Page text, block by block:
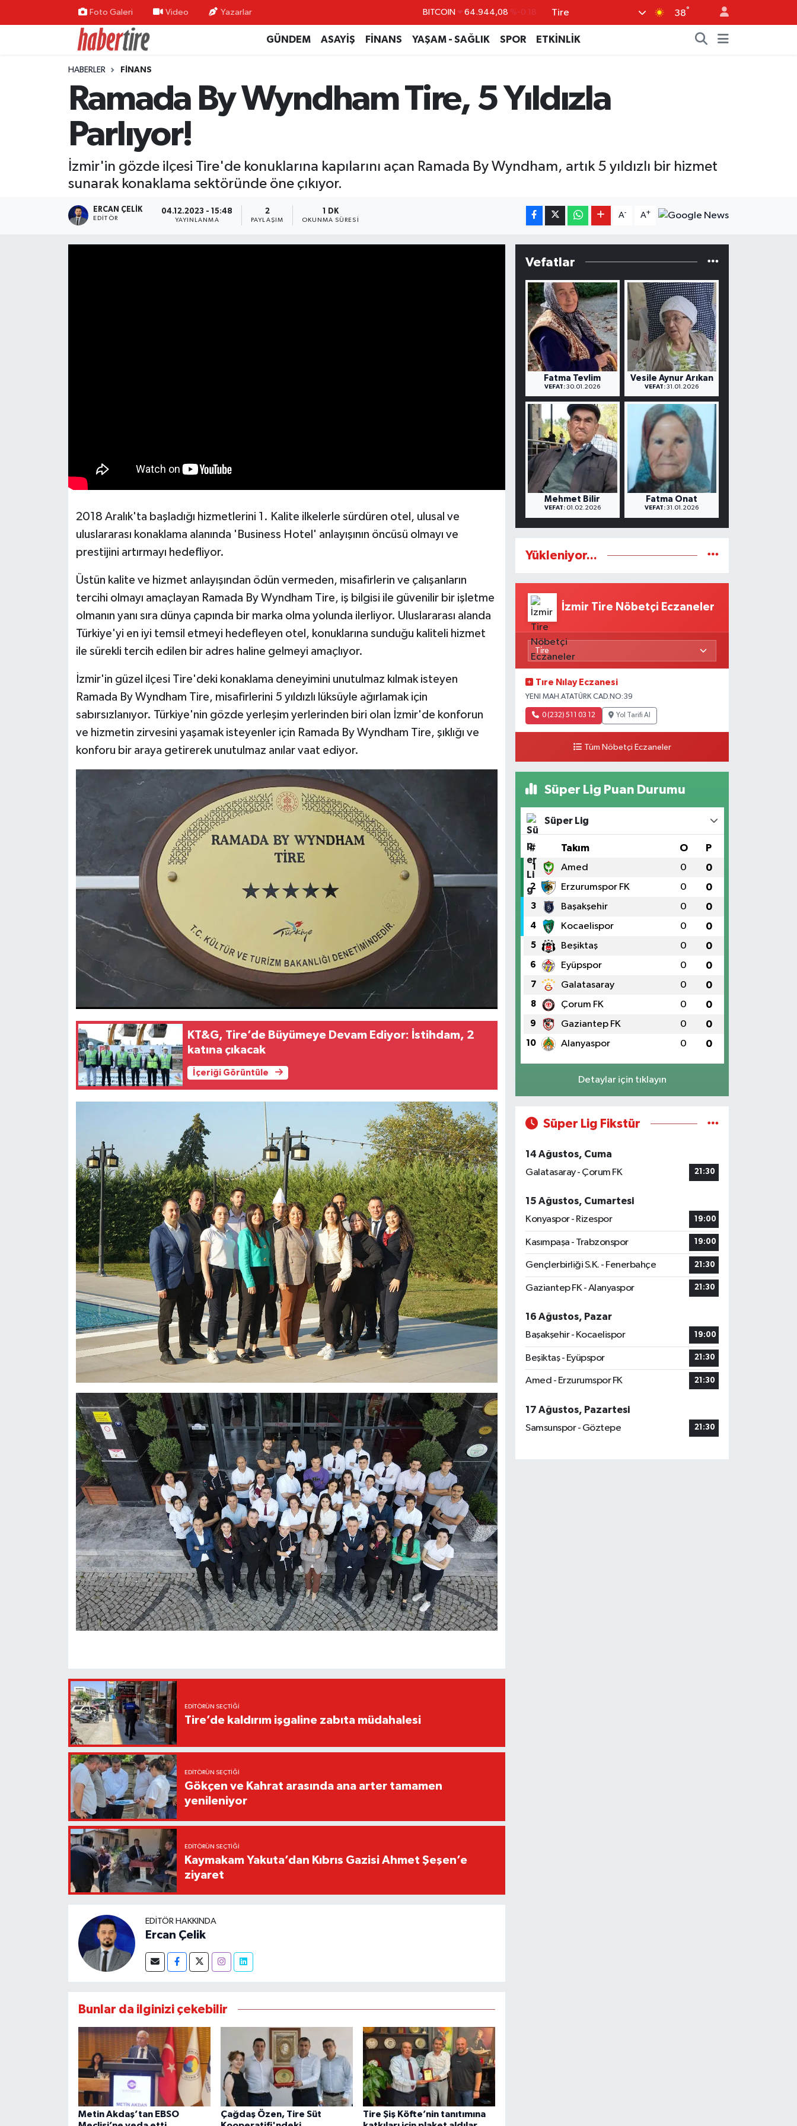
Foto Galeri Video Yazarlar DOLAR 47,7436 %0.18
EURO 55,2510 %0.32
BİST100 13.779 %-14
Tire 38°
GÜNDEM ASAYİŞ FİNANS YAŞAM - SAĞLIK SPOR ETKİNLİK
HABERLER FİNANS
Ramada By Wyndham Tire, 5 Yıldızla
Parlıyor!
İzmir'in gözde ilçesi Tire'de konuklarına kapılarını açan Ramada By Wyndham, artık 5 yıldızlı bir hizmet
sunarak konaklama sektöründe öne çıkıyor.
ERCAN ÇELIK
EDITÖR
04.12.2023 - 15:48
YAYINLANMA
2
PAYLAŞIM
1 DK
OKUNMA SÜRESI
A- A+
2018 Aralık'ta başladığı hizmetlerini 1. Kalite ilkelerle sürdüren otel, ulusal ve
uluslararası konaklama alanında 'Business Hotel' anlayışının öncüsü olmayı ve
prestijini artırmayı hedefliyor.
Üstün kalite ve hizmet anlayışından ödün vermeden, misafirlerin ve çalışanların
tercihi olmayı amaçlayan Ramada By Wyndham Tire, iş bilgisi ile güvenilir bir işletme
olmanın yanı sıra dünya çapında bir marka olma yolunda ilerliyor. Uluslararası alanda
Türkiye'yi en iyi temsil etmeyi hedefleyen otel, konuklarına sunduğu kaliteli hizmet
ile sürekli tercih edilen bir adres haline gelmeyi amaçlıyor.
İzmir'in güzel ilçesi Tire'deki konaklama deneyimini unutulmaz kılmak isteyen
Ramada By Wyndham Tire, misafirlerini 5 yıldızlı lüksüyle ağırlamak için
sabırsızlanıyor. Türkiye'nin gözde yerleşim yerlerinden biri olan İzmir'de konforun
ve hizmetin zirvesini yaşamak isteyenler için Ramada By Wyndham Tire, şıklığı ve
konforu bir araya getirerek unutulmaz anılar vaat ediyor.
KT&G, Tire’de Büyümeye Devam Ediyor: İstihdam, 2
katına çıkacak
İçeriği Görüntüle
EDITÖRÜN SEÇTIĞI
Tire’de kaldırım işgaline zabıta müdahalesi
EDITÖRÜN SEÇTIĞI
Gökçen ve Kahrat arasında ana arter tamamen
yenileniyor
EDITÖRÜN SEÇTIĞI
Kaymakam Yakuta’dan Kıbrıs Gazisi Ahmet Şeşen’e
ziyaret
EDITÖR HAKKINDA
Ercan Çelik
Bunlar da ilginizi çekebilir
Metin Akdaş’tan EBSO
Çağdaş Özen, Tire Süt
Tire Şiş Köfte’nin tanıtımına
Vefatlar
Fatma Tevlim
VEFAT: 30.01.2026
Vesile Aynur Arıkan
VEFAT: 31.01.2026
Mehmet Bilir
VEFAT:01.02.2026
Fatma Onat
VEFAT: 31.01.2026
Yükleniyor...
İzmir Tire Nöbetçi Eczaneler
Tıre Nılay Eczanesi
YENI MAH.ATATÜRK CAD.NO:39
0 (232) 511 03 12 Yol Tarifi Al
Tüm Nöbetçi Eczaneler
Süper Lig Puan Durumu
Süper Lig
# Takım O P
1 Amed 0 0
2 Erzurumspor FK 0 0
3 Başakşehir 0 0
4 Kocaelispor 0 0
5 Beşiktaş 0 0
6 Eyüpspor 0 0
7 Galatasaray 0 0
8 Çorum FK 0 0
9 Gaziantep FK 0 0
10 Alanyaspor 0 0
Detaylar için tıklayın
Süper Lig Fikstür
14 Ağustos, Cuma
Galatasaray - Çorum FK
21:30
15 Ağustos, Cumartesi
Konyaspor - Rizespor
19:00
Kasımpaşa - Trabzonspor 19:00
Gençlerbirliği S.K. - Fenerbahçe 21:30
Gaziantep FK - Alanyaspor 21:30
16 Ağustos, Pazar
Başakşehir - Kocaelispor
19:00
Beşiktaş - Eyüpspor 21:30
Amed - Erzurumspor FK 21:30
17 Ağustos, Pazartesi
Samsunspor - Göztepe
21:30
Tire Nöbetçi Eczaneler
Tire Hava Durumu
Tire Trafik Yoğunluk Haritası
Süper Lig Puan Durumu ve Fikstür
Tüm Manşetler
Haber Arşivi